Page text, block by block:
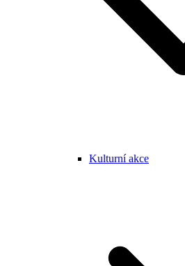
Kulturní akce